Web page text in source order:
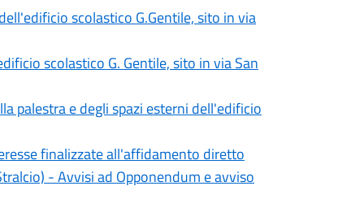
scolastico G.Gentile, sito in via
scolastico G. Gentile, sito in via San
palestra e degli spazi esterni dell'edificio
finalizzate all'affidamento diretto
- Avvisi ad Opponendum e avviso